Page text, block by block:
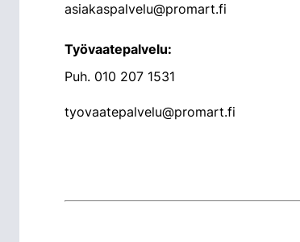
asiakaspalvelu@promart.fi
Työvaatepalvelu:
Puh. 010 207 1531
tyovaatepalvelu@promart.fi